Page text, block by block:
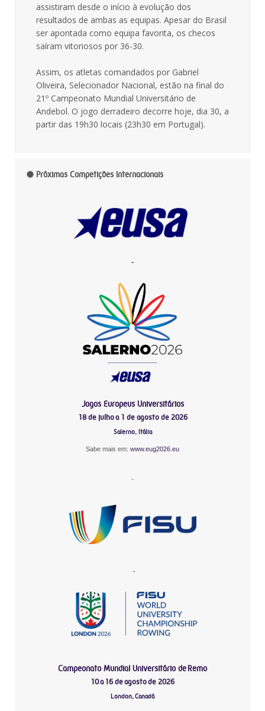
assistiram desde o início à evolução dos
resultados de ambas as equipas. Apesar do Brasil
ser apontada como equipa favorita, os checos
saíram vitoriosos por 36-30.
Assim, os atletas comandados por Gabriel
Oliveira, Selecionador Nacional, estão na final do
21º Campeonato Mundial Universitário de
Andebol. O jogo derradeiro decorre hoje, dia 30, a
partir das 19h30 locais (23h30 em Portugal).
Próximas Competições Internacionais
-
Jogos Europeus Universitários
18 de julho a 1 de agosto de 2026
Salerno, Itália
Sabe mais em: www.eug2026.eu
-
-
Campeonato Mundial Universitário de Remo
10 a 16 de agosto de 2026
London, Canadá